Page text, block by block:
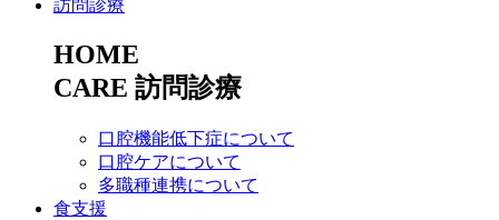
訪問診療
HOME
CARE 訪問診療
口腔機能低下症について
口腔ケアについて
多職種連携について
食支援